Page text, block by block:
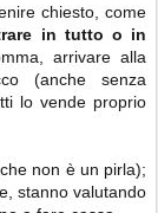
chiesto, come
in tutto o in
arrivare alla
(anche senza
lo vende proprio
non è un pirla);
stanno valutando